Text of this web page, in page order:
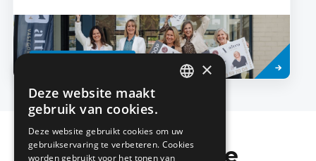
VASTGOEDMAKELAARS
meer
Mis de laatste
×
Deze website maakt
gebruik van cookies.
Deze website gebruikt cookies om uw
gebruikservaring te verbeteren. Cookies
worden gebruikt voor het tonen van